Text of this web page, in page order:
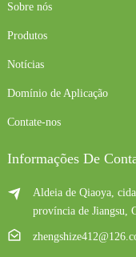
Sobre nós
Produtos
Notícias
Domínio de Aplicação
Contate-nos
Informações De
Aldeia de Qiaoya,
província de Jiangsu,